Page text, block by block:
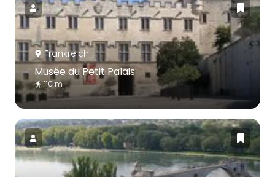
Frankreich
Musée du Petit Palais
110 m